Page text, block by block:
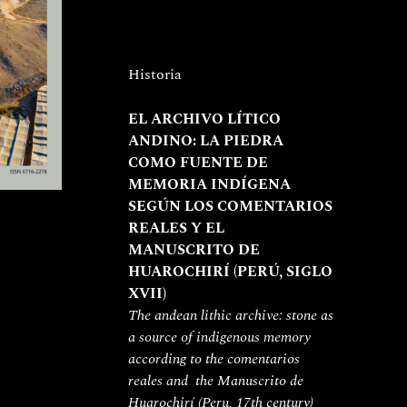
Historia
EL ARCHIVO LÍTICO
ANDINO: LA PIEDRA
COMO FUENTE DE
MEMORIA INDÍGENA
SEGÚN LOS COMENTARIOS
REALES Y EL
MANUSCRITO DE
HUAROCHIRÍ (PERÚ, SIGLO
XVII)
The andean lithic archive: stone as
a source of indigenous memory
according to the comentarios
reales and  the Manuscrito de
Huarochirí (Peru, 17th century)